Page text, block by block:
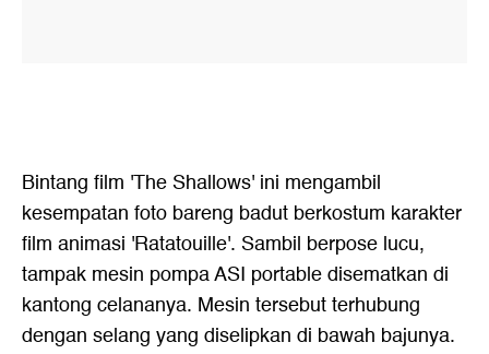
Bintang film 'The Shallows' ini mengambil
kesempatan foto bareng badut berkostum karakter
film animasi 'Ratatouille'. Sambil berpose lucu,
tampak mesin pompa ASI portable disematkan di
kantong celananya. Mesin tersebut terhubung
dengan selang yang diselipkan di bawah bajunya.